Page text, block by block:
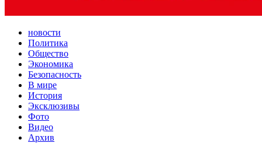
новости
Политика
Общество
Экономика
Безопасность
В мире
История
Эксклюзивы
Фото
Видео
Архив